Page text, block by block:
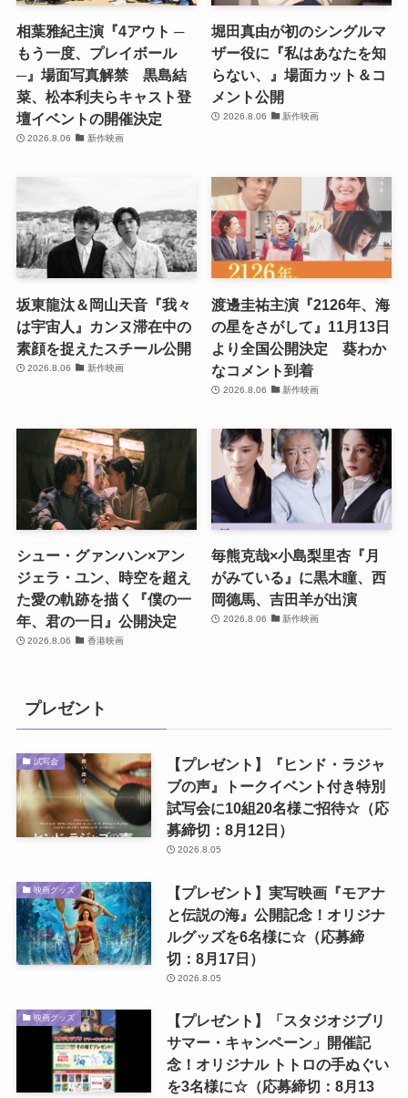
相葉雅紀主演『4アウト ─
もう一度、プレイボール
─』場面写真解禁 黒島結
菜、松本利夫らキャスト登
壇イベントの開催決定
2026.8.06 新作映画
堀田真由が初のシングルマ
ザー役に『私はあなたを知
らない、』場面カット＆コ
メント公開
2026.8.06 新作映画
坂東龍汰＆岡山天音『我々
は宇宙人』カンヌ滞在中の
素顔を捉えたスチール公開
2026.8.06 新作映画
渡邊圭祐主演『2126年、海
の星をさがして』11月13日
より全国公開決定 葵わか
なコメント到着
2026.8.06 新作映画
シュー・グァンハン×アン
ジェラ・ユン、時空を超え
た愛の軌跡を描く『僕の一
年、君の一日』公開決定
2026.8.06 香港映画
毎熊克哉×小島梨里杏『月
がみている』に黒木瞳、西
岡德馬、吉田羊が出演
2026.8.06 新作映画
プレゼント
試写会
【プレゼント】『ヒンド・ラジャ
ブの声』トークイベント付き特別
試写会に10組20名様ご招待☆（応
募締切：8月12日）
2026.8.05
映画グッズ
【プレゼント】実写映画『モアナ
と伝説の海』公開記念！オリジナ
ルグッズを6名様に☆（応募締
切：8月17日）
2026.8.05
映画グッズ
【プレゼント】「スタジオジブリ
サマー・キャンペーン」開催記
念！オリジナル トトロの手ぬぐい
を3名様に☆（応募締切：8月13